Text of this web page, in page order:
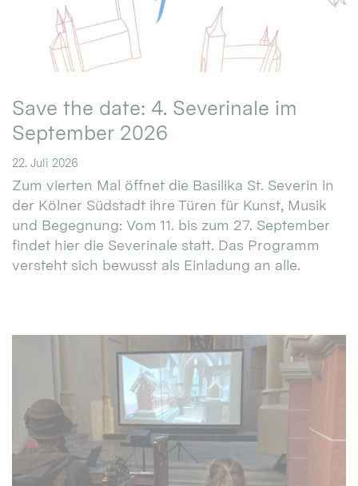
Save the date: 4. Severinale im
September 2026
22. Juli 2026
Zum vierten Mal öffnet die Basilika St. Severin in
der Kölner Südstadt ihre Türen für Kunst, Musik
und Begegnung: Vom 11. bis zum 27. September
findet hier die Severinale statt. Das Programm
versteht sich bewusst als Einladung an alle.